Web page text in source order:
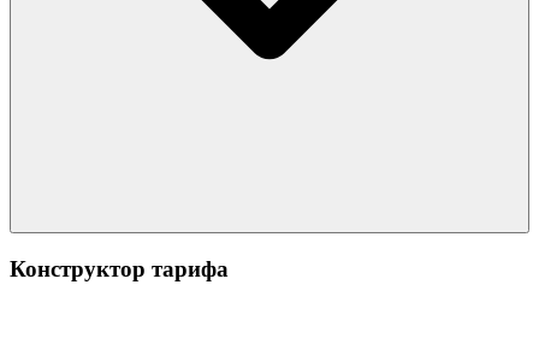
Конструктор тарифа